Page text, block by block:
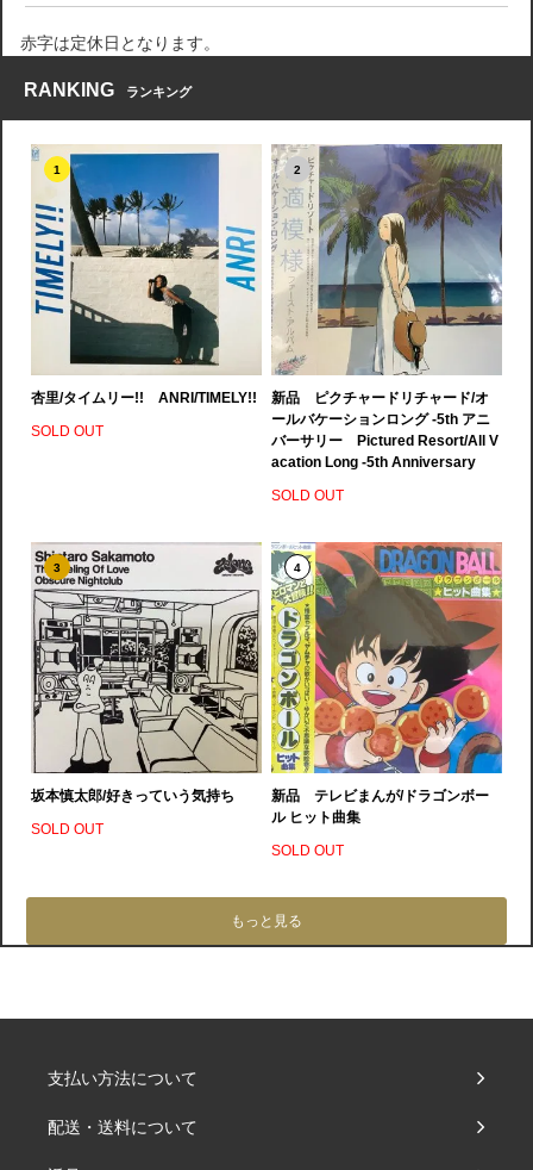
赤字は定休日となります。
RANKING ランキング
1
杏里/タイムリー!! ANRI/TIMELY!!
SOLD OUT
2
新品 ピクチャードリチャード/オ
ールバケーションロング -5th アニ
バーサリー Pictured Resort/All V
acation Long -5th Anniversary
SOLD OUT
3
坂本慎太郎/好きっていう気持ち
SOLD OUT
4
新品 テレビまんが/ドラゴンボー
ル ヒット曲集
SOLD OUT
もっと見る
支払い方法について
配送・送料について